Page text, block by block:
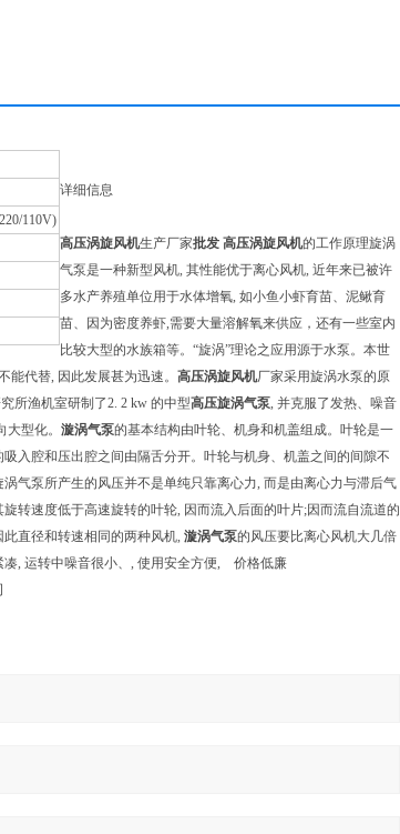
110V)
详细信息
高压涡旋风机生产厂家批发 高压涡旋风机的工作原理旋涡
气泵是一种新型风机, 其性能优于离心风机, 近年来已被许
多水产养殖单位用于水体增氧, 如小鱼小虾育苗、泥鳅育
苗、因为密度养虾,需要大量溶解氧来供应，还有一些室内
比较大型的水族箱等。“旋涡”理论之应用源于水泵。本世
代替, 因此发展甚为迅速。 高压涡旋风机厂家采用旋涡水泵的原
所渔机室研制了2. 2 kw 的中型高压旋涡气泵, 并克服了发热、噪音
大型化。 漩涡气泵的基本结构由叶轮、机身和机盖组成。叶轮是一
入腔和压出腔之间由隔舌分开。叶轮与机身、机盖之间的间隙不
气泵所产生的风压并不是单纯只靠离心力, 而是由离心力与滞后气
转速度低于高速旋转的叶轮, 因而流入后面的叶片;因而流自流道的
直径和转速相同的两种风机, 漩涡气泵的风压要比离心风机大几倍
凑, 运转中噪音很小、, 使用安全方便, 价格低廉